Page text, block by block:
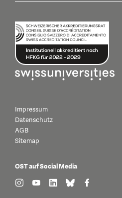
Impressum
Datenschutz
AGB
Sitemap
OST auf Social Media
find us on: instagram
find us on: youtube
find us on: linkedin
find us on:
find us